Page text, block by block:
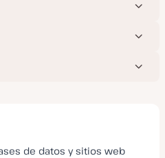
de datos y sitios web